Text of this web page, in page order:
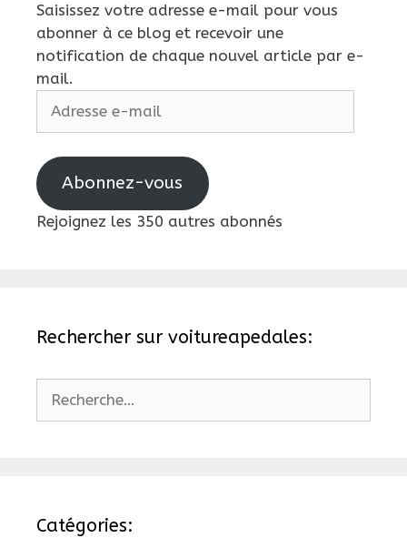
Saisissez votre adresse e-mail pour vous
abonner à ce blog et recevoir une
notification de chaque nouvel article par e-
mail.
Abonnez-vous
Rejoignez les 350 autres abonnés
Rechercher sur voitureapedales:
Catégories: